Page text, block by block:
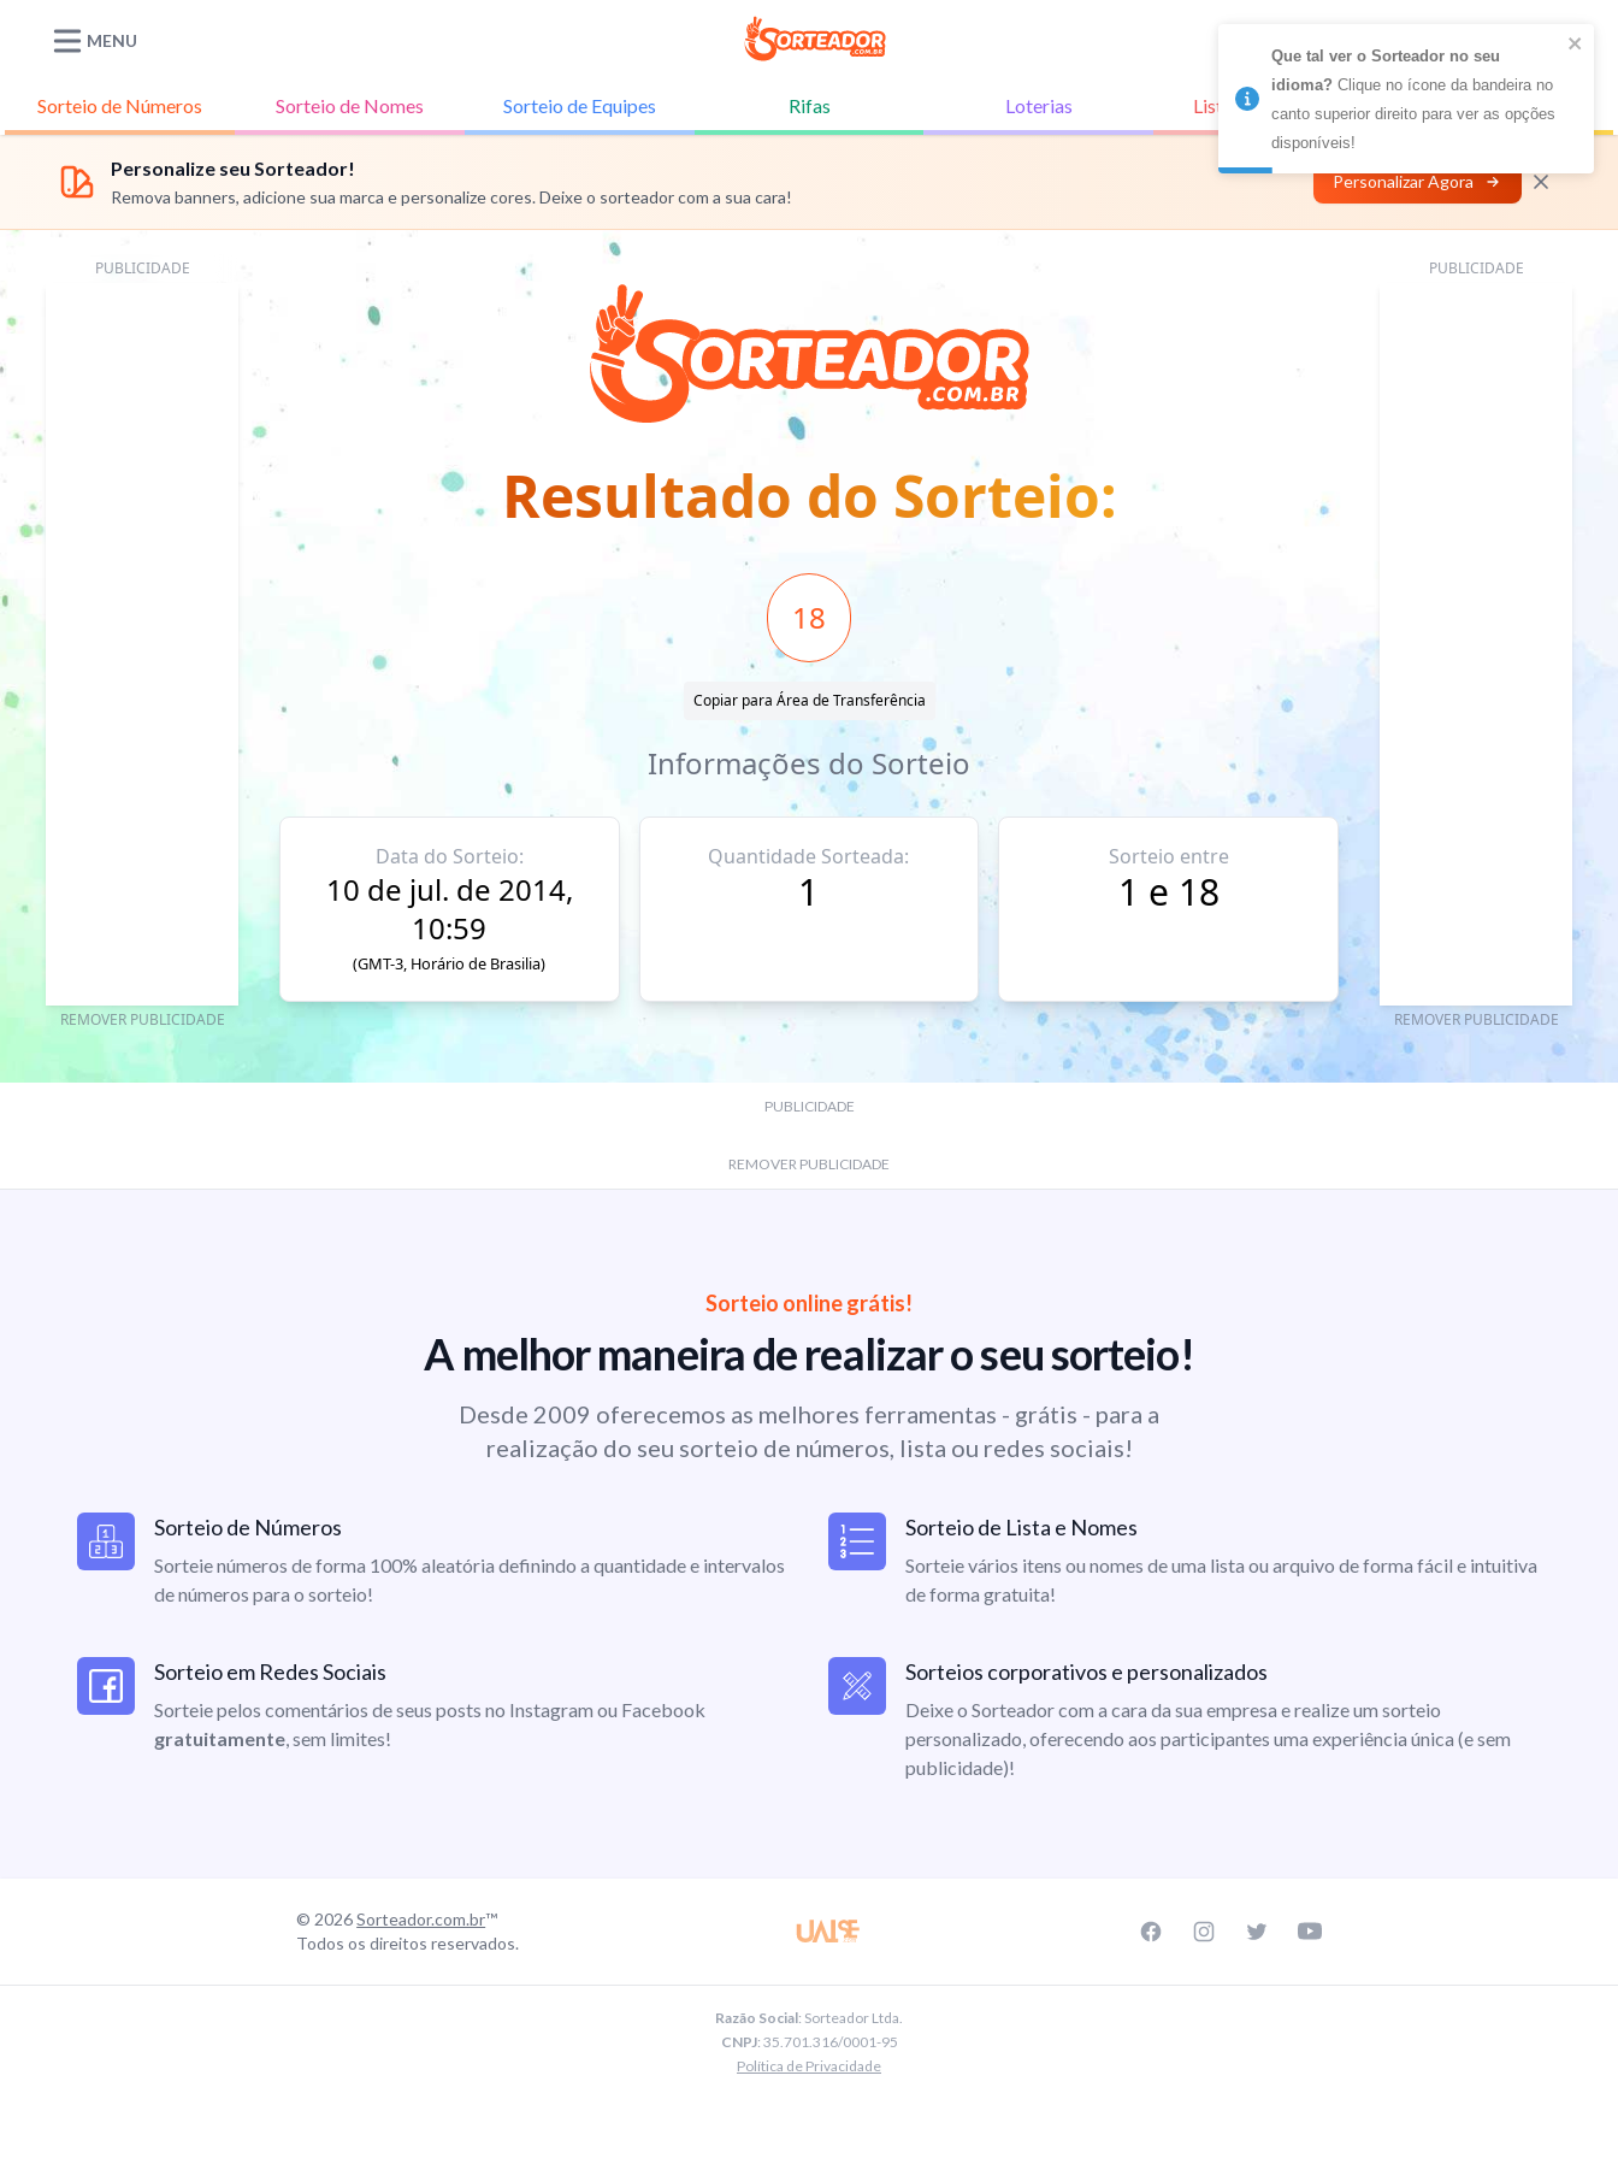
MENU
Sorteio deNúmeros Sorteio deNomes Sorteio deEquipes Rifas Loterias Listas Conectadas Personalizar
Personalize seu Sorteador!
Remova banners, adicione sua marca e personalize cores. Deixe o sorteador com a sua cara!
Personalizar Agora
PUBLICIDADE
REMOVER PUBLICIDADE
Resultado do Sorteio:
18
Copiar para Área de Transferência
Informações do Sorteio
Data do Sorteio:
10 de jul. de 2014,
10:59
(GMT-3, Horário de Brasilia)
Quantidade Sorteada:
1
Sorteio entre
1 e 18
PUBLICIDADE
REMOVER PUBLICIDADE
PUBLICIDADE
REMOVER PUBLICIDADE
Sorteio online grátis!
A melhor maneira de realizar o seu sorteio!
Desde 2009 oferecemos as melhores ferramentas - grátis - para a
realização do seu sorteio de números, lista ou redes sociais!
Sorteio de Números
Sorteie números de forma 100% aleatória definindo a quantidade e intervalos
de números para o sorteio!
Sorteio de Lista e Nomes
Sorteie vários itens ou nomes de uma lista ou arquivo de forma fácil e intuitiva
de forma gratuita!
Sorteio em Redes Sociais
Sorteie pelos comentários de seus posts no Instagram ou Facebook
gratuitamente, sem limites!
Sorteios corporativos e personalizados
Deixe o Sorteador com a cara da sua empresa e realize um sorteio
personalizado, oferecendo aos participantes uma experiência única (e sem
publicidade)!
© 2026Sorteador.com.br™
Todos os direitos reservados.
Razão Social: Sorteador Ltda.
CNPJ: 35.701.316/0001-95
Política de Privacidade
Que tal ver o Sorteador no seu
idioma? Clique no ícone da bandeira no
canto superior direito para ver as opções
disponíveis!